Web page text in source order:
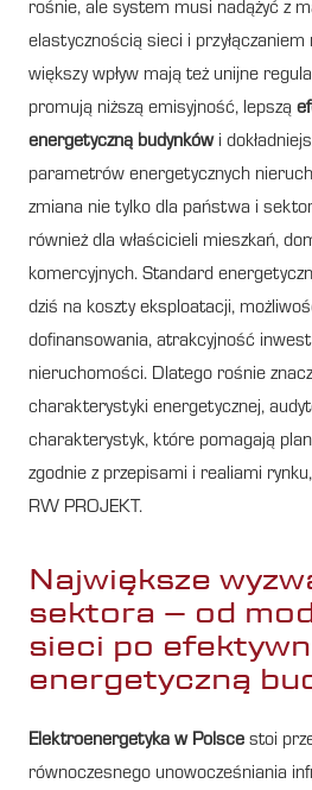
rośnie, ale system musi nadążyć z
elastycznością sieci i
większy wpływ mają też unijne
promują niższą emisyjność, lepszą
energetyczną budynkówi
parametrów energetycznych
zmiana nie tylko dla państwa i
również dla właścicieli mieszkań,
komercyjnych. Standard
dziś na koszty eksploatacji,
dofinansowania, atrakcyjność
nieruchomości. Dlatego rośnie
charakterystyki energetycznej,
charakterystyk, które pomagają
zgodnie z przepisami i realiami
RW PROJEKT.
Największe
sektora – od
sieci po
energetyczną
Elektroenergetyka w Polsce stoi
równoczesnego unowocześniania